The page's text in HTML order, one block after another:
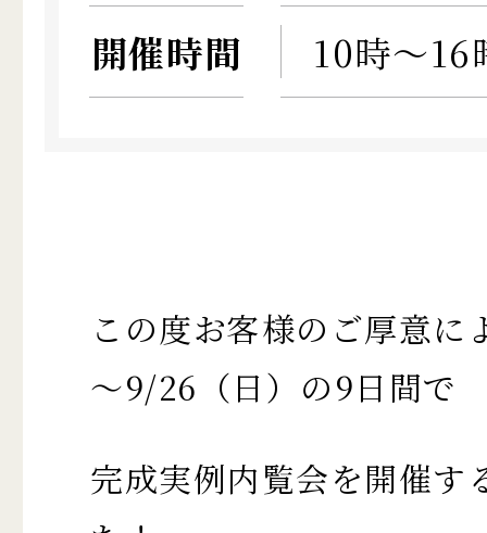
開催時間
10時～16
この度お客様のご厚意に
～9/26（日）の9日間で
完成実例内覧会を開催す